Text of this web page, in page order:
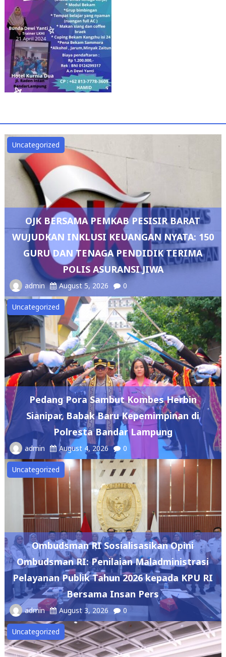
Uncategorized
OJK BERSAMA PEMKAB PESISIR BARAT
WUJUDKAN INKLUSI KEUANGAN NYATA: 150
GURU DAN TENAGA PENDIDIK TERIMA
POLIS ASURANSI JIWA
admin August 5, 2026 0
Uncategorized
Pedang Pora Sambut Kombes Herbin
Sianipar, Babak Baru Kepemimpinan di
Polresta Bandar Lampung
admin August 4, 2026 0
Uncategorized
Ombudsman RI Sosialisasikan Opini
Ombudsman RI: Penilaian Maladministrasi
Pelayanan Publik Tahun 2026 kepada KPU RI
Bersama Insan Pers
admin August 3, 2026 0
Uncategorized